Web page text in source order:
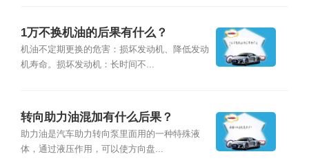
1万不换机油的后果有什么？
机油不定期更换的危害：损坏发动机、降低发动
机寿命。损坏发动机：长时间不...
转向助力油混加有什么后果？
助力油是汽车助力转向泵里面用的一种特殊液
体，通过液压作用，可以使方向盘...